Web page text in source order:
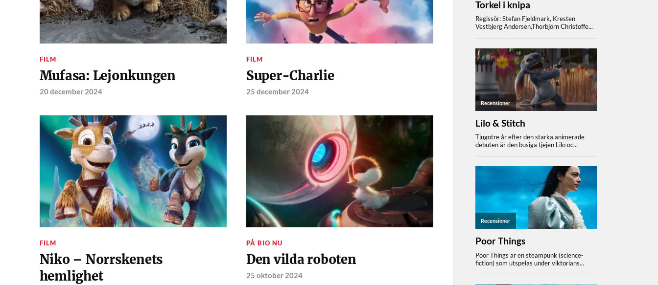
FILM
Mufasa: Lejonkungen
20 december 2024
FILM
Super-Charlie
25 december 2024
FILM
Niko – Norrskenets
hemlighet
PÅ BIO NU
Den vilda roboten
25 oktober 2024